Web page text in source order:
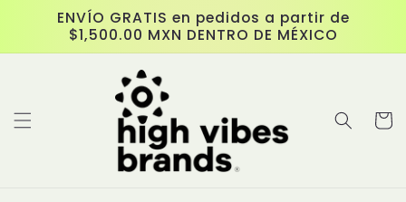
跳至內ENVÍO GRATIS en pedidos a partir de
$1,500.00 MXN DENTRO DE MÉXICO
物